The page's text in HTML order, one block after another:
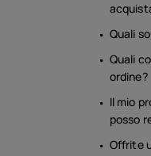
Quali
Quali
ordine?
Il mio
posso
Offrite